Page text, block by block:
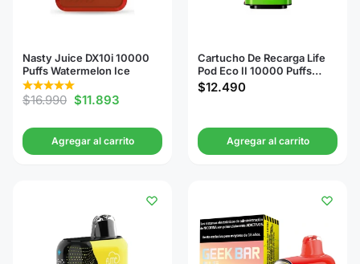
Nasty Juice DX10i 10000
Puffs Watermelon Ice
$16.990 $11.893
Agregar al carrito
Cartucho De Recarga Life
Pod Eco II 10000 Puffs
Watermelon Ice
$12.490
Agregar al carrito